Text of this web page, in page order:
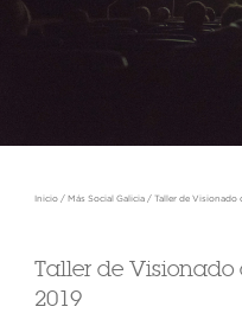
Inicio / Más Social Galicia / Taller de Visionado
Taller de Visionado
2019